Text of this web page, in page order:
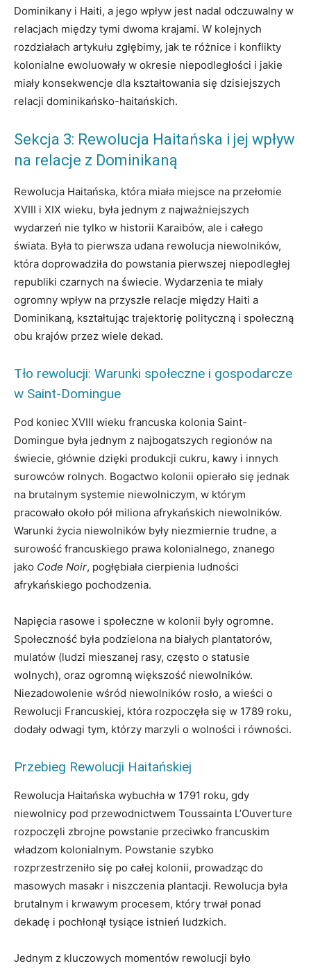
Dominikany i Haiti, a jego wpływ jest nadal odczuwalny w
relacjach między tymi dwoma krajami. W kolejnych
rozdziałach artykułu zgłębimy, jak te różnice i konflikty
kolonialne ewoluowały w okresie niepodległości i jakie
miały konsekwencje dla kształtowania się dzisiejszych
relacji dominikańsko-haitańskich.
Sekcja 3: Rewolucja Haitańska i jej wpływ
na relacje z Dominikaną
Rewolucja Haitańska, która miała miejsce na przełomie
XVIII i XIX wieku, była jednym z najważniejszych
wydarzeń nie tylko w historii Karaibów, ale i całego
świata. Była to pierwsza udana rewolucja niewolników,
która doprowadziła do powstania pierwszej niepodległej
republiki czarnych na świecie. Wydarzenia te miały
ogromny wpływ na przyszłe relacje między Haiti a
Dominikaną, kształtując trajektorię polityczną i społeczną
obu krajów przez wiele dekad.
Tło rewolucji: Warunki społeczne i gospodarcze
w Saint-Domingue
Pod koniec XVIII wieku francuska kolonia Saint-
Domingue była jednym z najbogatszych regionów na
świecie, głównie dzięki produkcji cukru, kawy i innych
surowców rolnych. Bogactwo kolonii opierało się jednak
na brutalnym systemie niewolniczym, w którym
pracowało około pół miliona afrykańskich niewolników.
Warunki życia niewolników były niezmiernie trudne, a
surowość francuskiego prawa kolonialnego, znanego
jako Code Noir, pogłębiała cierpienia ludności
afrykańskiego pochodzenia.
Napięcia rasowe i społeczne w kolonii były ogromne.
Społeczność była podzielona na białych plantatorów,
mulatów (ludzi mieszanej rasy, często o statusie
wolnych), oraz ogromną większość niewolników.
Niezadowolenie wśród niewolników rosło, a wieści o
Rewolucji Francuskiej, która rozpoczęła się w 1789 roku,
dodały odwagi tym, którzy marzyli o wolności i równości.
Przebieg Rewolucji Haitańskiej
Rewolucja Haitańska wybuchła w 1791 roku, gdy
niewolnicy pod przewodnictwem Toussainta L’Ouverture
rozpoczęli zbrojne powstanie przeciwko francuskim
władzom kolonialnym. Powstanie szybko
rozprzestrzeniło się po całej kolonii, prowadząc do
masowych masakr i niszczenia plantacji. Rewolucja była
brutalnym i krwawym procesem, który trwał ponad
dekadę i pochłonął tysiące istnień ludzkich.
Jednym z kluczowych momentów rewolucji było